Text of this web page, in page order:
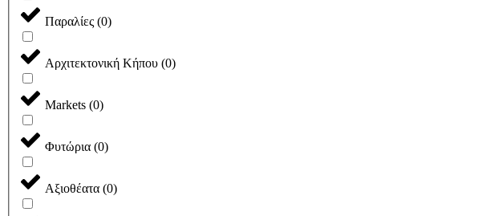
Παραλίες (0)
Αρχιτεκτονική Κήπου (0)
Markets (0)
Φυτώρια (0)
Αξιοθέατα (0)